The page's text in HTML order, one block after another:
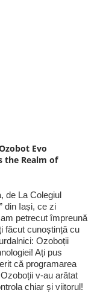
Evo
the Realm of
de La Colegiul
din Iași, ce zi
petrecut împreună
făcut cunoștință cu
Ozoboții
Ați pus
că programarea
v-au arătat
chiar și viitorul!